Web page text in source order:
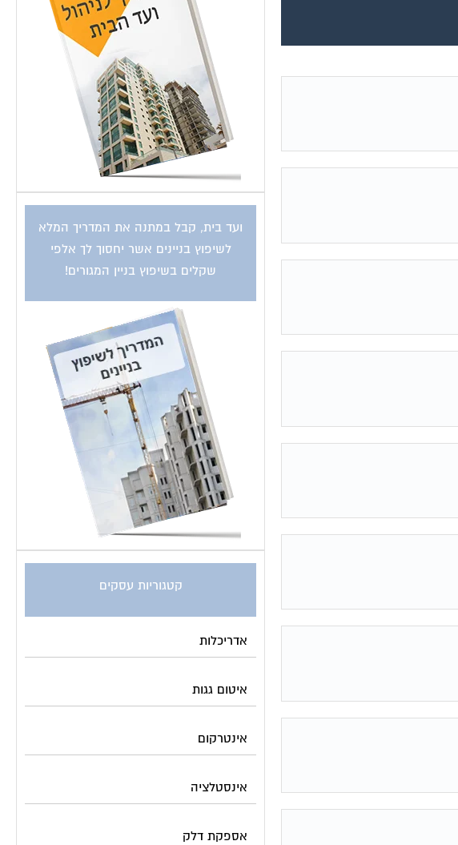
ועד בית, קבל במתנה את המדריך המלא
לשיפוץ בניינים אשר יחסוך לך אלפי
שקלים בשיפוץ בניין המגורים!
קטגוריות עסקים
אדריכלות
איטום גגות
אינטרקום
אינסטלציה
אספקת דלק